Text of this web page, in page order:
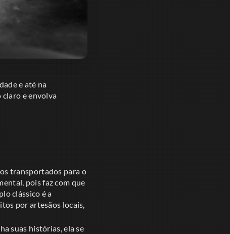
e até na
e envolva
transportados para o
pois faz com que
clássico é a
por artesãos locais,
suas histórias, ela se